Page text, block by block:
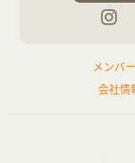
メンバ
会社情